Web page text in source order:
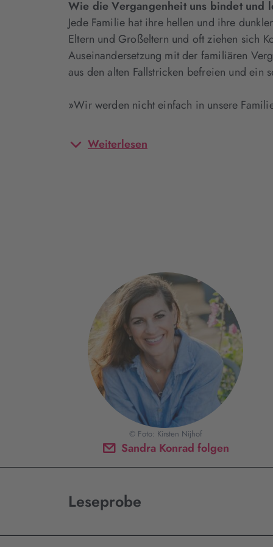
Wie die Vergangenheit uns bindet und
Jede Familie hat ihre hellen und ihre
Eltern und Großeltern und oft ziehen sich
Auseinandersetzung mit der familiären
aus den alten Fallstricken befreien und ein
»Wir werden nicht einfach in unsere
Weiterlesen
Sandra Konrad folgen
© Foto: Kirsten Nijhof
Leseprobe